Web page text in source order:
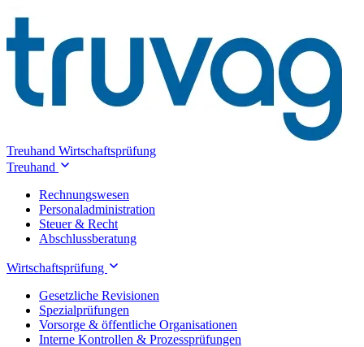
Treuhand Wirtschaftsprüfung
Treuhand
Rechnungswesen
Personaladministration
Steuer & Recht
Abschlussberatung
Wirtschaftsprüfung
Gesetzliche Revisionen
Spezialprüfungen
Vorsorge & öffentliche Organisationen
Interne Kontrollen & Prozessprüfungen